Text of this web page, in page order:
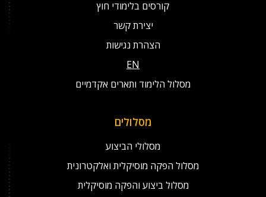
קורסים בלימודי חוץ
יצירת קשר
הצהרת נגישות
EN
מסלול הלימוד ותארים אקדמיים
מסלולים
מסלולי הביצוע
מסלול הפקה מוסיקלית ואלקטרונית
מסלול ביצוע והפקה מוסיקלית